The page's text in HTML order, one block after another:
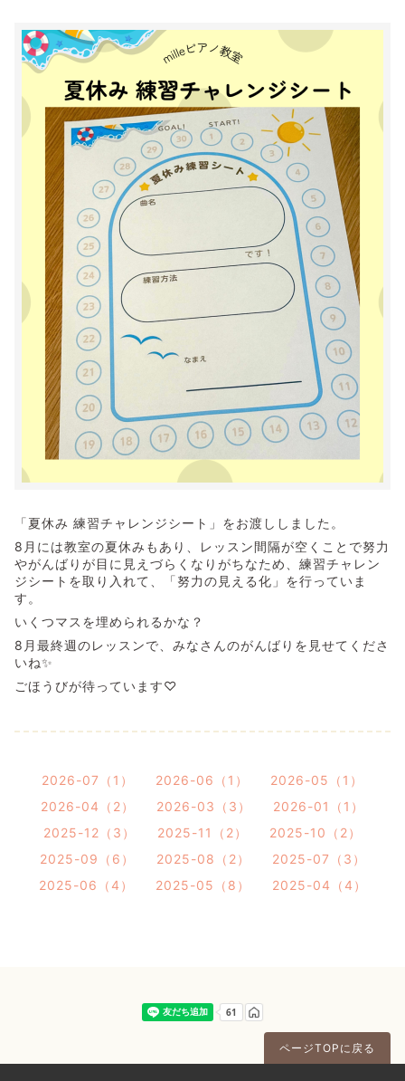
「夏休み 練習チャレンジシート」をお渡ししました。
8月には教室の夏休みもあり、レッスン間隔が空くことで努力
やがんばりが目に見えづらくなりがちなため、練習チャレン
ジシートを取り入れて、「努力の見える化」を行っていま
す。
いくつマスを埋められるかな？
8月最終週のレッスンで、みなさんのがんばりを見せてくださ
いね✨
ごほうびが待っています♡
2026-07（1） 2026-06（1）
2026-05（1）
2026-04（2）
2026-03（3）
2026-01（1）
2025-12（3）
2025-11（2）
2025-10（2）
2025-09（6）
2025-08（2）
2025-07（3）
2025-06（4）
2025-05（8） 2025-04（4）
ページTOPに戻る